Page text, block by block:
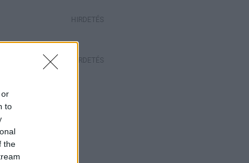
to
the
HIRDETÉS
HIRDETÉS